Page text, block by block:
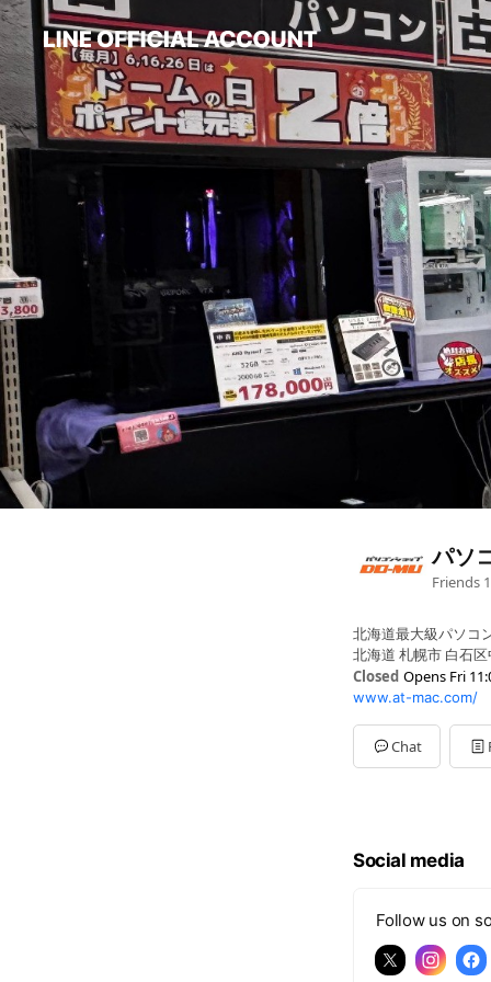
パソ
Friends
北海道最大級パソコ
北海道 札幌市 白石
Closed Opens Fri
Sun11:00 - 19:00
Mon11:00 - 19:00
Tue11:00 - 19:00
Wed11:00 - 19:00
www.at-mac.com/
Chat
Social media
Follow us on